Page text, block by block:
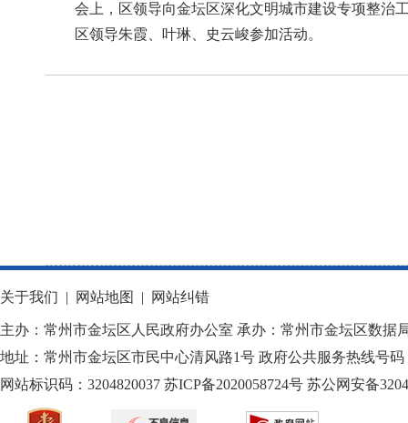
会上，区领导向金坛区深化文明城市建设专项整治
区领导朱霞、叶琳、史云峻参加活动。
关于我们 | 网站地图 | 网站纠错
主办：常州市金坛区人民政府办公室 承办：常州市金坛区数据
地址：常州市金坛区市民中心清风路1号 政府公共服务热线号码
网站标识码：3204820037 苏ICP备2020058724号 苏公网安备